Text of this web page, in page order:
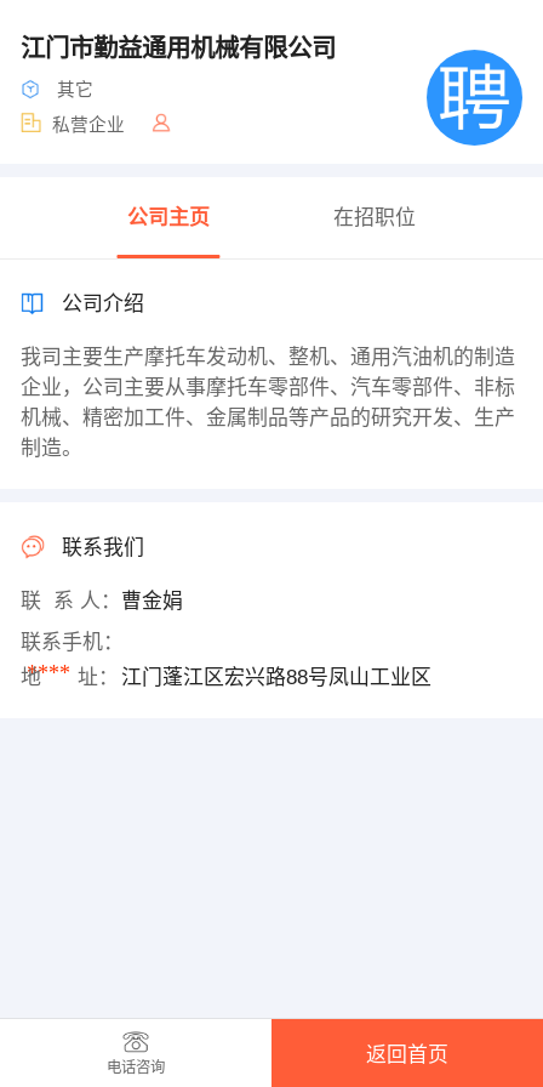
江门市勤益通用机械有限公司
其它
私营企业
公司主页 在招职位
公司介绍
我司主要生产摩托车发动机、整机、通用汽油机的制造
企业，公司主要从事摩托车零部件、汽车零部件、非标
机械、精密加工件、金属制品等产品的研究开发、生产
制造。
联系我们
联 系 人： 曹金娟
联系手机：
****
地 址： 江门蓬江区宏兴路88号凤山工业区
电话咨询
返回首页